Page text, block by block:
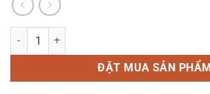
Máy bơm nước Ebara 3D 32-200/3.0 số lượng
ĐẶT MUA SẢN PHẨM